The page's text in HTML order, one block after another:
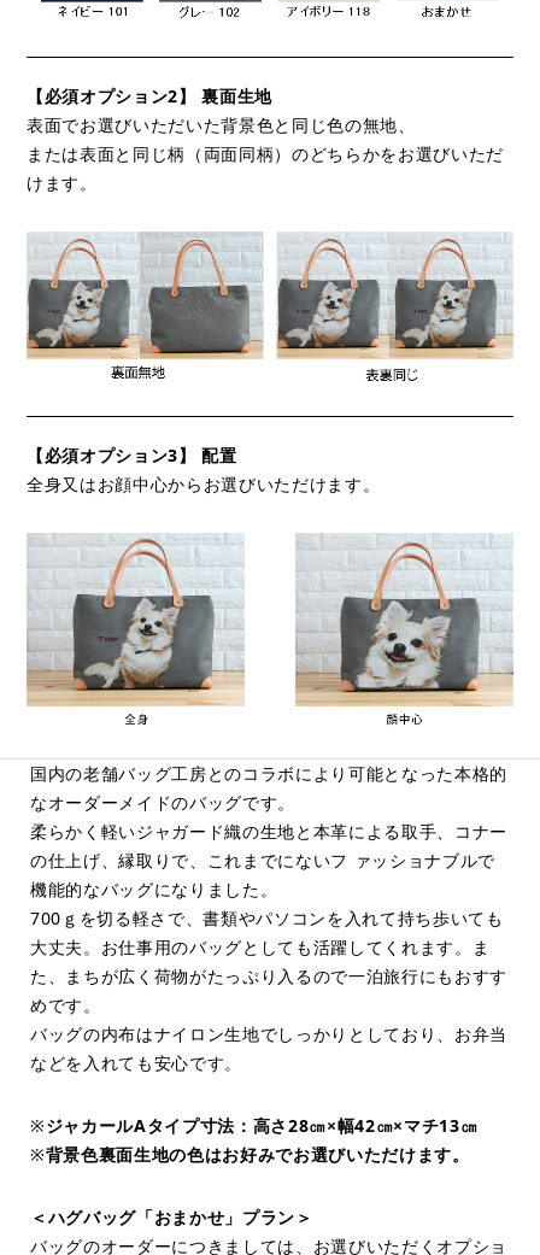
国内の老舗バッグ工房とのコラボにより可能となった本格的
なオーダーメイドのバッグです。
柔らかく軽いジャガード織の生地と本革による取手、コナー
の仕上げ、縁取りで、これまでにないフ ァッショナブルで
機能的なバッグになりました。
700ｇを切る軽さで、書類やパソコンを入れて持ち歩いても
大丈夫。お仕事用のバッグとしても活躍してくれます。ま
た、まちが広く荷物がたっぷり入るので一泊旅行にもおすす
めです。
バッグの内布はナイロン生地でしっかりとしており、お弁当
などを入れても安心です。
※ジャカールAタイプ寸法：高さ28㎝×幅42㎝×マチ13㎝
※背景色裏面生地の色はお好みでお選びいただけます。
＜ハグバッグ「おまかせ」プラン＞
バッグのオーダーにつきましては、お選びいただくオプショ
【必須オプション2】 裏面生地
表面でお選びいただいた背景色と同じ色の無地、
または表面と同じ柄（両面同柄）のどちらかをお選びいただ
けます。
【必須オプション3】 配置
全身又はお顔中心からお選びいただけます。